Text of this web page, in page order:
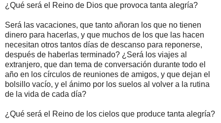
¿Qué será el Reino de Dios que provoca tanta alegría?
Será las vacaciones, que tanto añoran los que no tienen
dinero para hacerlas, y que muchos de los que las hacen
necesitan otros tantos días de descanso para reponerse,
después de haberlas terminado? ¿Será los viajes al
extranjero, que dan tema de conversación durante todo el
año en los círculos de reuniones de amigos, y que dejan el
bolsillo vacío, y el ánimo por los suelos al volver a la rutina
de la vida de cada día?
¿Qué será el Reino de los cielos que produce tanta alegría?